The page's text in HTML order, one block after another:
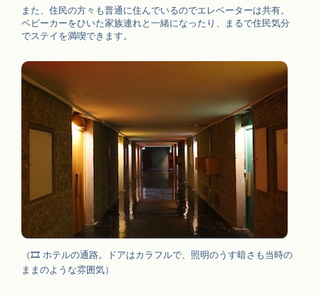
また、住民の方々も普通に住んでいるのでエレベーターは共有。
ベビーカーをひいた家族連れと一緒になったり、まるで住民気分
でステイを満喫できます。
（🎞 ホテルの通路。ドアはカラフルで、照明のうす暗さも当時の
ままのような雰囲気）